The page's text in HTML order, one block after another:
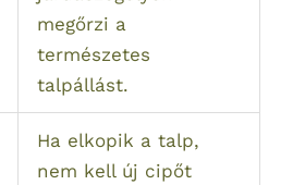
megőrzi a
természetes
talpállást.
Ha elkopik a talp,
nem kell új cipőt